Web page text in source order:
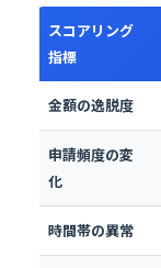
スコアリング
指標
金額の逸脱度
申請頻度の変
化
時間帯の異常